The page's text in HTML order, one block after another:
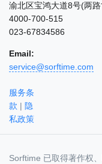
渝北区宝鸿大道8号(两
4000-700-515
023-67834586
Email:
service@sorftime.com
服务条
款 | 隐
私政策
Sorftime 已取得著作权